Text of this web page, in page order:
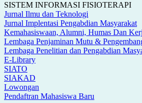
SISTEM INFORMASI FISIOTERAPI
Jurnal Ilmu dan Teknologi
Jurnal Implentasi Pengabdian Masyarakat
Kemahasiswaan, Alumni, Humas Dan
Lembaga Penjaminan Mutu &
Lembaga Penelitian dan Pengabdian
E-Library
SIATO
SIAKAD
Lowongan
Pendaftran Mahasiswa Baru